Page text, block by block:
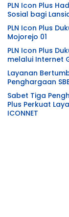
PLN Icon Plus
Sosial bagi
PLN Icon Plus
Mojorejo 01
PLN Icon Plus
melalui Internet
Layanan
Penghargaan
Sabet Tiga
Plus Perkuat
ICONNET